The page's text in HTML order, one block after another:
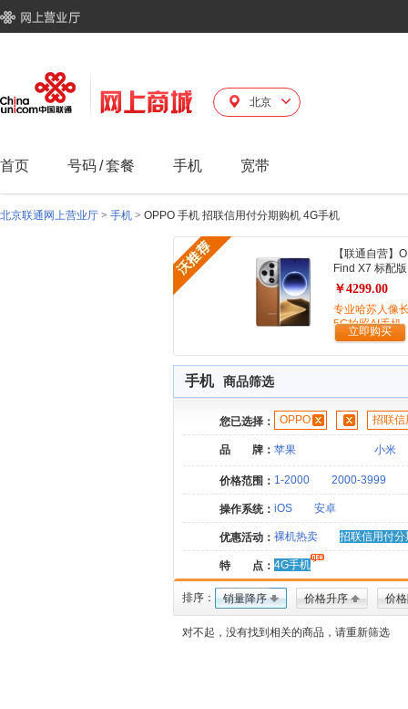
北京
首页 号码/套餐 手机 宽带
北京联通网上营业厅 > 手机 > OPPO 手机 招联信用付分期购机 4G手机
【联通自营】
Find X7 标配版
￥4299.00
专业哈苏人像
5G拍照AI手机
立即购买
手机 商品筛选
您已选择： OPPO 招联信
品 牌： 苹果 小米
价格范围： 1-2000 2000-3999
操作系统： iOS 安卓
优惠活动： 裸机热卖 招联信用付分
特 点： 4G手机
排序： 销量降序 价格升序 价
对不起，没有找到相关的商品，请重新筛选